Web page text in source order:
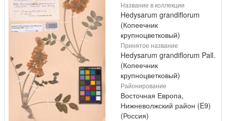
Название в коллекции
Hedysarum grandiflorum
(Копеечник
крупноцветковый)
Принятое название
Hedysarum grandiflorum Pall.
(Копеечник
крупноцветковый)
Районирование
Восточная Европа,
Нижневолжский район (E9)
(Россия)